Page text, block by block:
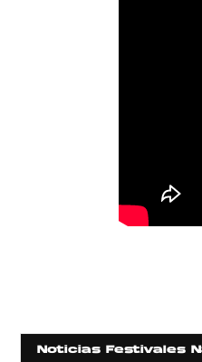
Noticias Festivales